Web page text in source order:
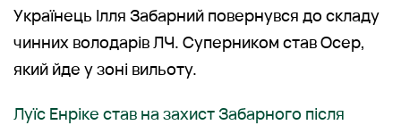
Українець Ілля Забарний повернувся до складу
чинних володарів ЛЧ. Суперником став Осер,
який йде у зоні вильоту.
Луїс Енріке став на захист Забарного після